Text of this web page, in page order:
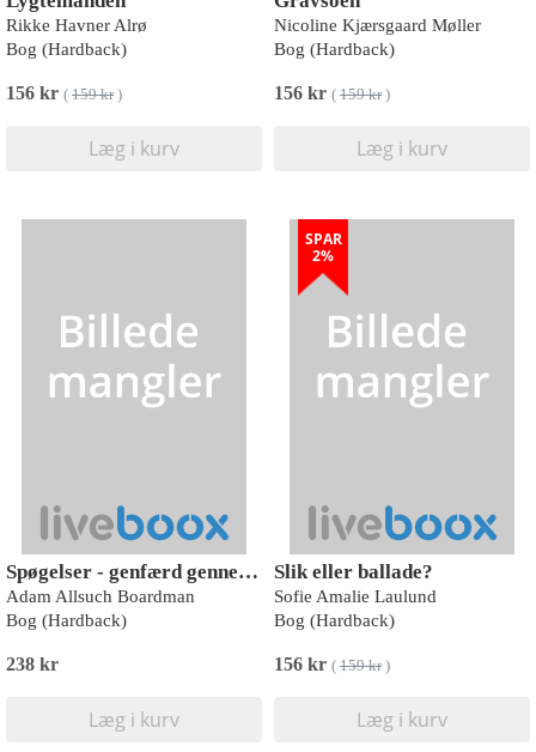
Rikke Havner Alrø
Bog (Hardback)
156 kr ( 159 kr)
Læg i kurv
Nicoline Kjærsgaard Møller
Bog (Hardback)
156 kr ( 159 kr)
Læg i kurv
Spøgelser - genfærd gennem historien
Adam Allsuch Boardman
Bog (Hardback)
238 kr
Læg i kurv
SPAR
2%
Slik eller ballade?
Sofie Amalie Laulund
Bog (Hardback)
156 kr ( 159 kr)
Læg i kurv